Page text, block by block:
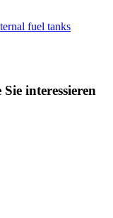
fuel tanks
interessieren